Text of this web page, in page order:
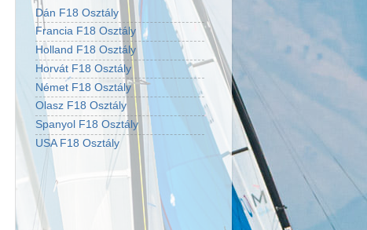
Dán F18 Osztály
Francia F18 Osztály
Holland F18 Osztály
Horvát F18 Osztály
Német F18 Osztály
Olasz F18 Osztály
Spanyol F18 Osztály
USA F18 Osztály